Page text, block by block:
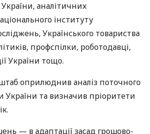
аналітичних
інституту
Українського товариства
профспілки, роботодавці,
України тощо.
оприлюднив аналіз поточного
України та визначив пріоритети
— в адаптації засад грошово-